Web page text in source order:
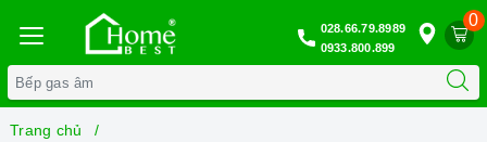
0
028.66.79.8989
0933.800.899
Trang chủ